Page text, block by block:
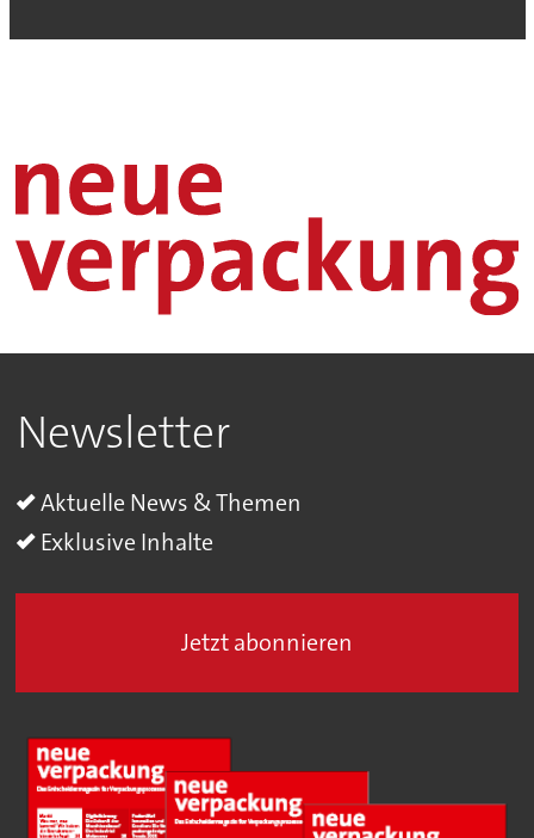
Newsletter
Aktuelle News & Themen
Exklusive Inhalte
Jetzt abonnieren